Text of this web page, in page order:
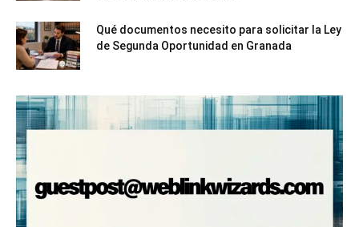
Qué documentos necesito para solicitar la Ley
de Segunda Oportunidad en Granada